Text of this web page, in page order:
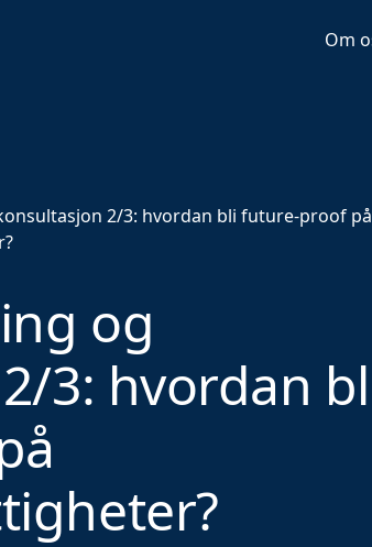
Om
2/3: hvordan bli future-proof på
og
3: hvordan